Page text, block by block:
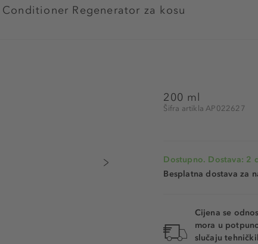
Regenerator za kosu
200 ml
Šifra artikla AP022627
Dostupno. Dostava: 2
Besplatna dostava za
Cijena se
mora u
slučaju